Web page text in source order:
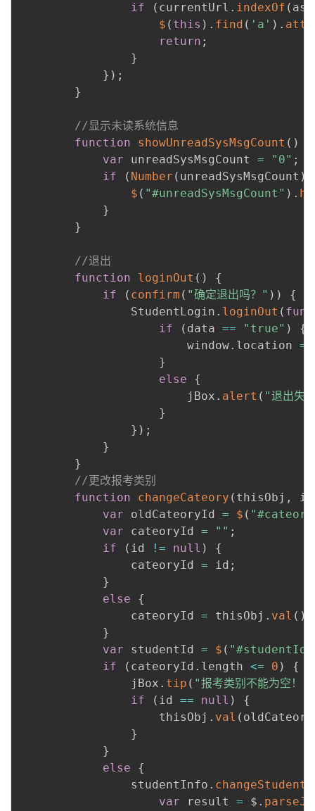
if
( currentUrl . indexOf (
$ ( this ) . find ( 'a' ) . attr
return ;
}
} ) ;
}
//显示未读系统信息
function
showUnreadSysMsgCount ( )
var unreadSysMsgCount = "0" ;
if
( Number ( unreadSysMsgCount )
$ ( "#unreadSysMsgCount" ) .
}
}
//退出
function
loginOut ( )
{
if
( confirm ( "确定退出吗？" ) )
{
                StudentLogin
. loginOut (
if
( data == "true" )
{
                        window
. location =
}
else
{
                        jBox
. alert ( "退出失
}
} ) ;
}
}
//更改报考类别
function
changeCateory ( thisObj , id
var oldCateoryId = $ (
var cateoryId = "" ;
if
( id != null )
{
                cateoryId
= id ;
}
else
{
                cateoryId
= thisObj . val ( )
}
var studentId = $ ( "#studentId"
if
( cateoryId . length <= 0 )
{
                jBox
. tip ( "报考类别不能为空！"
if
( id == null )
{
                    thisObj
. val (
}
}
else
{
                studentInfo
.
var result = $ .